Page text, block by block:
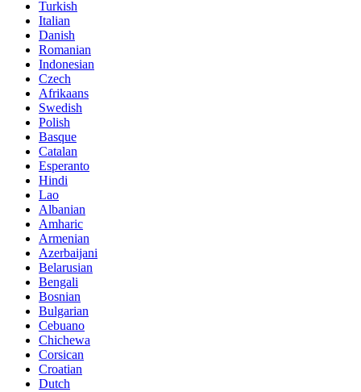
Turkish
Italian
Danish
Romanian
Indonesian
Czech
Afrikaans
Swedish
Polish
Basque
Catalan
Esperanto
Hindi
Lao
Albanian
Amharic
Armenian
Azerbaijani
Belarusian
Bengali
Bosnian
Bulgarian
Cebuano
Chichewa
Corsican
Croatian
Dutch